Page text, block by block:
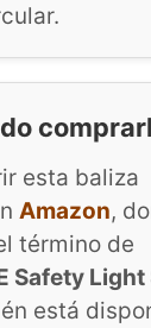
esta baliza
Amazon,
término de
Safety
está